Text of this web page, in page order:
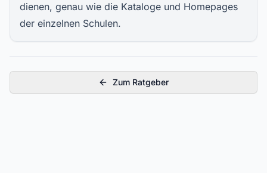
dienen, genau wie die Kataloge und Homepages
der einzelnen Schulen.
Zum Ratgeber